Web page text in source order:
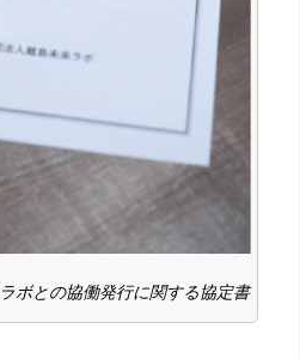
ボとの協働発行に関する協定書